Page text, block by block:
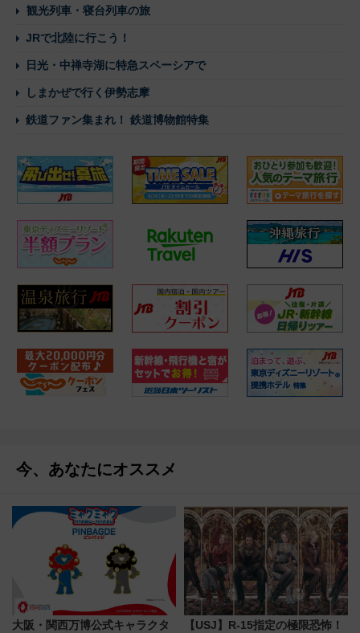
観光列車・寝台列車の旅
JRで北陸に行こう！
日光・中禅寺湖に特急スペーシアで
しまかぜで行く伊勢志摩
鉄道ファン集まれ！ 鉄道博物館特集
今、あなたにオススメ
大阪・関西万博公式キャラクタ
【USJ】R-15指定の極限恐怖！